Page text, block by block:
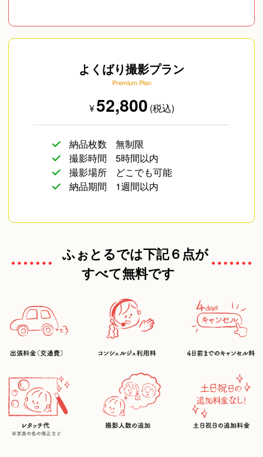
物撮り(小物/食べ物/
ファッション)
遺影写真
よくばり撮影プラン
Premium Plan
¥52,800 (税込)
納品枚数
無制限
撮影時間
5時間以内
撮影場所
どこでも可能
納品期間
1週間以内
ふぉとるでは下記６点が
すべて無料です